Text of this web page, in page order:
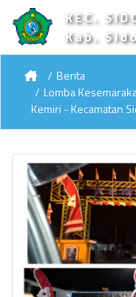
KEC.
Kab.
Berita
Lomba
Kemiri - Kecamatan